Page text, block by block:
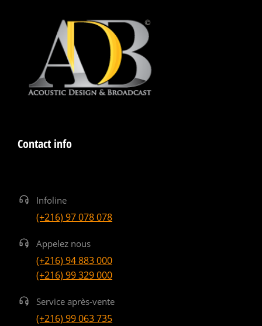
Contact info
Infoline
(+216) 97 078 078
Appelez nous
(+216) 94 883 000
(+216) 99 329 000
Service après-vente
(+216) 99 063 735